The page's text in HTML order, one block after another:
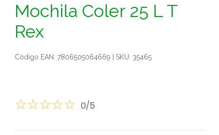
Mochila Coler 25 L T
Rex
Código EAN: 7806505064669 | SKU: 35465
0/5